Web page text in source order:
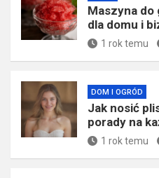
​Maszyna do
dla domu i
1 rok temu
DOM I OGRÓD
Jak nosić
porady na
1 rok temu